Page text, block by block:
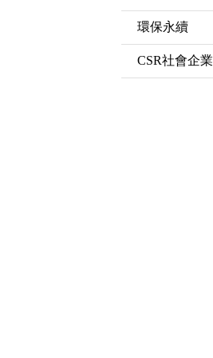
環保永續
CSR社會企業